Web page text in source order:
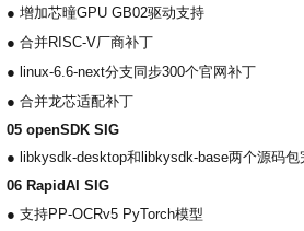
● 增加芯曈GPU GB02驱动支持
● 合并RISC-V厂商补丁
● linux-6.6-next分支同步300个官网补丁
● 合并龙芯适配补丁
05 openSDK SIG
● libkysdk-desktop和libkysdk-base两个源码包
06 RapidAI SIG
● 支持PP-OCRv5 PyTorch模型